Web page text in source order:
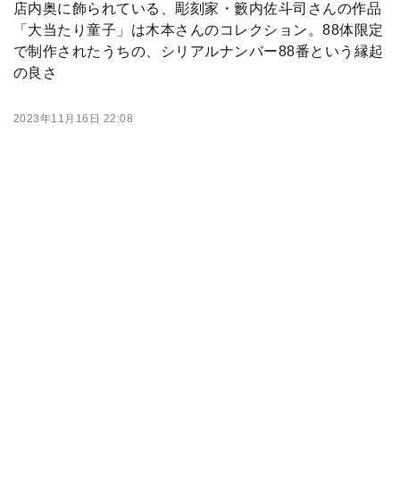
店内奥に飾られている、彫刻家・籔内佐斗司さんの作品
「大当たり童子」は木本さんのコレクション。88体限定
で制作されたうちの、シリアルナンバー88番という縁起
の良さ
2023年11月16日 22:08